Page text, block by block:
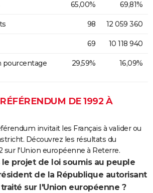
65,00% 69,81%
98 12 059 360
69 10 118 940
pourcentage
29,59% 16,09%
DE 1992 À
invitait les Français à valider ou
Découvrez les résultats du
sur l'Union européenne à Reterre.
projet de loi soumis au peuple
de la République autorisant
sur l'Union européenne ?